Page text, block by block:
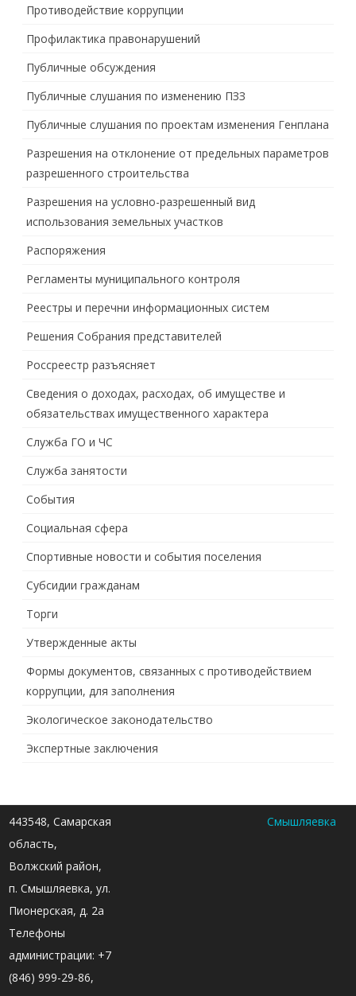
Противодействие коррупции
Профилактика правонарушений
Публичные обсуждения
Публичные слушания по изменению ПЗЗ
Публичные слушания по проектам изменения Генплана
Разрешения на отклонение от предельных параметров
разрешенного строительства
Разрешения на условно-разрешенный вид
использования земельных участков
Распоряжения
Регламенты муниципального контроля
Реестры и перечни информационных систем
Решения Собрания представителей
Россреестр разъясняет
Сведения о доходах, расходах, об имуществе и
обязательствах имущественного характера
Служба ГО и ЧС
Служба занятости
События
Социальная сфера
Спортивные новости и события поселения
Субсидии гражданам
Торги
Утвержденные акты
Формы документов, связанных с противодействием
коррупции, для заполнения
Экологическое законодательство
Экспертные заключения
443548, Самарская
область,
Волжский район,
п. Смышляевка, ул.
Пионерская, д. 2а
Телефоны
администрации: +7
(846) 999-29-86,
Смышляевка